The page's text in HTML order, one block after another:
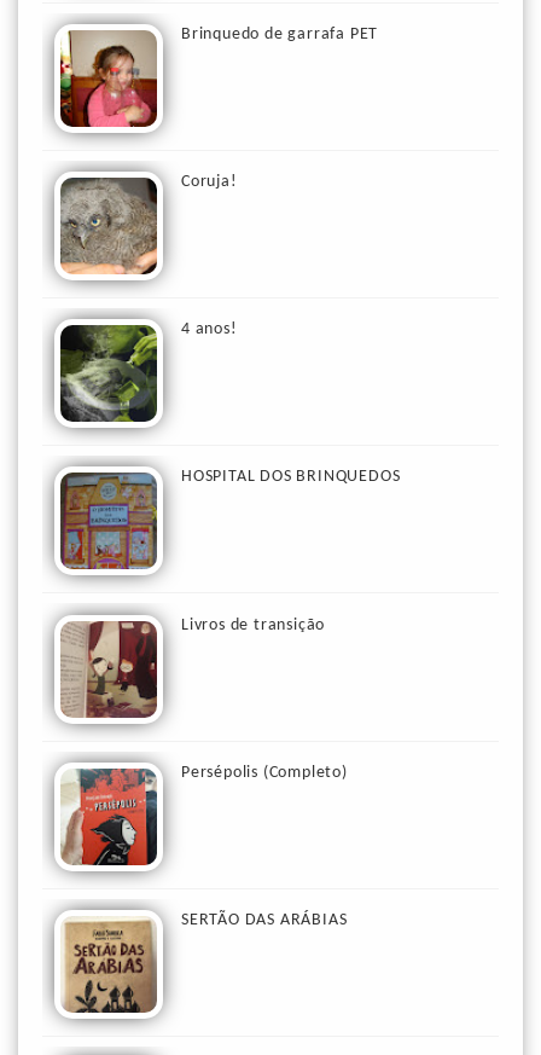
Brinquedo de garrafa PET
Coruja!
4 anos!
HOSPITAL DOS BRINQUEDOS
Livros de transição
Persépolis (Completo)
SERTÃO DAS ARÁBIAS